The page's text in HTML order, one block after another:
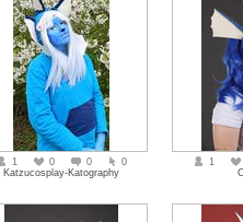
1 0 0
0
Katzucosplay-Katography
1